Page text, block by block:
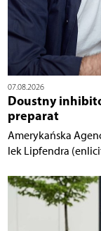
07.08.2026
Doustny
preparat
Amerykańska
lek Lipfendra